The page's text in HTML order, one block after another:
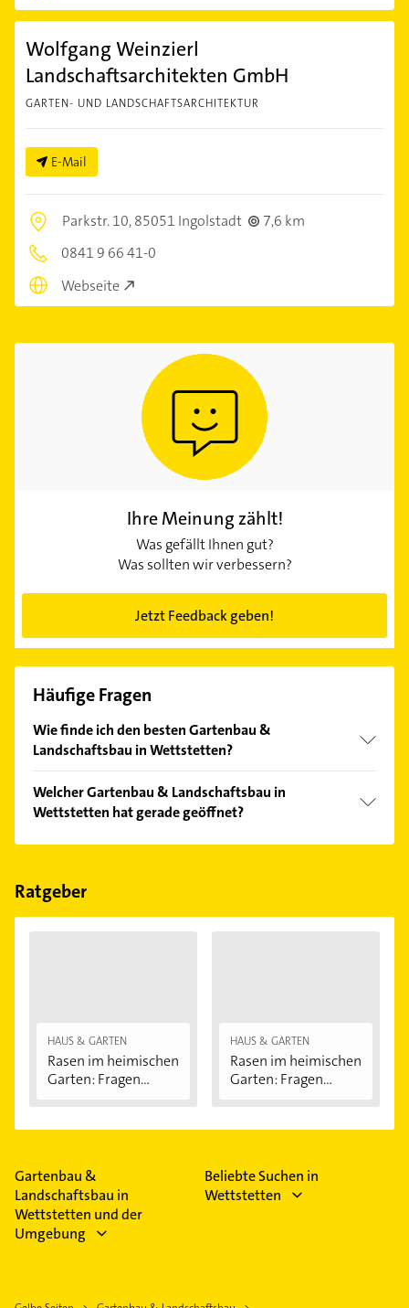
Wolfgang Weinzierl
Landschaftsarchitekten GmbH
GARTEN- UND LANDSCHAFTSARCHITEKTUR
E-Mail
Parkstr. 10,85051 Ingolstadt
7,6 km
0841 9 66 41-0
Webseite
Ihre Meinung zählt!
Was gefällt Ihnen gut?
Was sollten wir verbessern?
Jetzt Feedback geben!
Häufige Fragen
Wie finde ich den besten Gartenbau &
Landschaftsbau in Wettstetten?
Kundenmeinungen und profitieren Sie von den
Empfehlungen. Die Suchergebnisse können Sie sich
einfach nachBewertungensortiert anzeigen lassen.
Welcher Gartenbau & Landschaftsbau in
Wettstetten hat gerade geöffnet?
Im Anbieter-Bereich finden Sie alleÖffnungszeiten.
Feiertagen abweichen können.
Ratgeber
HAUS & GARTEN
Rasen im heimischen
Garten: Fragen...
HAUS & GARTEN
Rasen im heimischen
Garten: Fragen...
Gartenbau &
Landschaftsbau in
Wettstetten und der
Umgebung
Beliebte Suchen in
Wettstetten